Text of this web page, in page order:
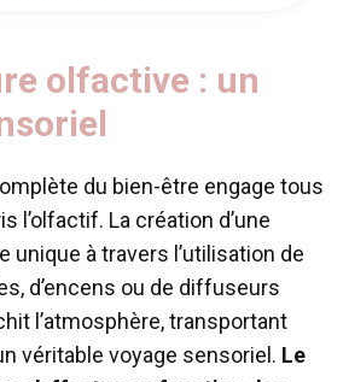
olfactive : un
du bien-être engage tous
l’olfactif. La création d’une
unique à travers l’utilisation de
d’encens ou de diffuseurs
l’atmosphère, transportant
véritable voyage sensoriel. Le